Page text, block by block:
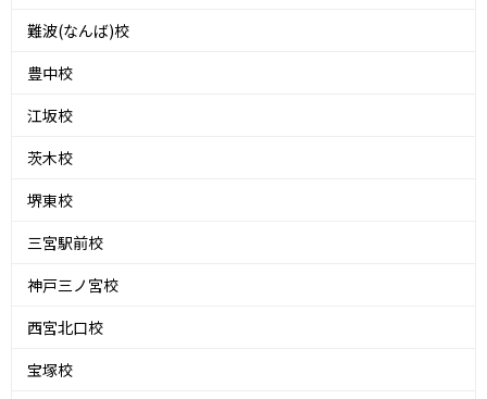
難波(なんば)校
豊中校
江坂校
茨木校
堺東校
三宮駅前校
神戸三ノ宮校
西宮北口校
宝塚校